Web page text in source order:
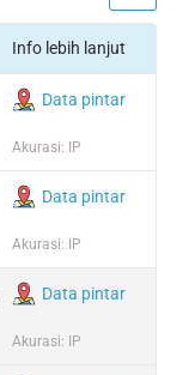
Info lebih lanjut
Data pintar
Akurasi: IP
Data pintar
Akurasi: IP
Data pintar
Akurasi: IP